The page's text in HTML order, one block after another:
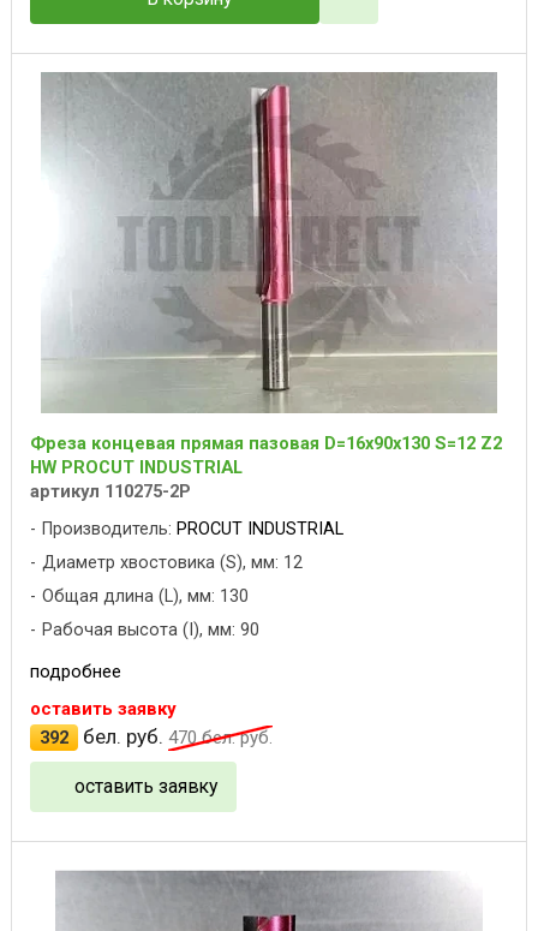
Фреза концевая прямая пазовая D=16x90x130 S=12 Z2
HW PROCUT INDUSTRIAL
артикул 110275-2P
Производитель: PROCUT INDUSTRIAL
Диаметр хвостовика (S), мм: 12
Общая длина (L), мм: 130
Рабочая высота (I), мм: 90
подробнее
оставить заявку
392
бел. руб. 470бел. руб.
оставить заявку